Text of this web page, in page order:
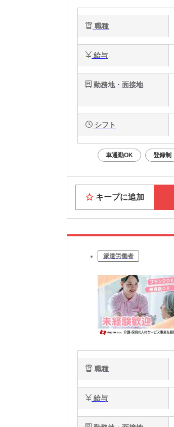
職種
給与
勤務地・面接地
シフト
車通勤OK 登録制
キープに追加
派遣労働者
職種
給与